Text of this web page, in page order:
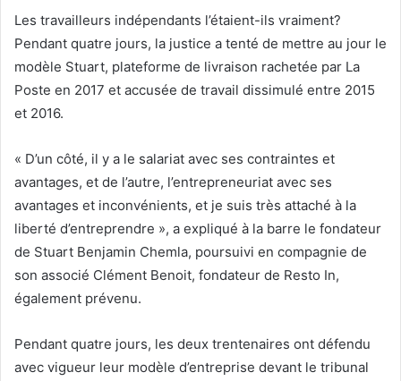
Les travailleurs indépendants l’étaient-ils vraiment?
Pendant quatre jours, la justice a tenté de mettre au jour le
modèle Stuart, plateforme de livraison rachetée par La
Poste en 2017 et accusée de travail dissimulé entre 2015
et 2016.
« D’un côté, il y a le salariat avec ses contraintes et
avantages, et de l’autre, l’entrepreneuriat avec ses
avantages et inconvénients, et je suis très attaché à la
liberté d’entreprendre », a expliqué à la barre le fondateur
de Stuart Benjamin Chemla, poursuivi en compagnie de
son associé Clément Benoit, fondateur de Resto In,
également prévenu.
Pendant quatre jours, les deux trentenaires ont défendu
avec vigueur leur modèle d’entreprise devant le tribunal